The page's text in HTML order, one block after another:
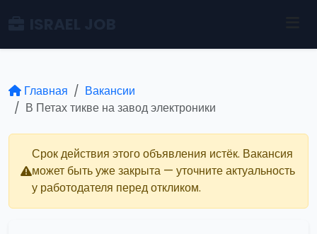
Главная
Вакансии
В Петах тикве на завод электроники
Срок действия этого объявления истёк. Вакансия
может быть уже закрыта — уточните актуальность
у работодателя перед откликом.